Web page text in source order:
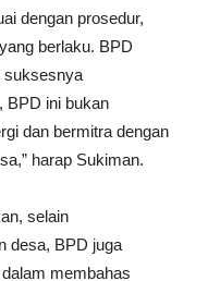
dengan prosedur,
berlaku. BPD
suksesnya
BPD ini bukan
dan bermitra dengan
harap Sukiman.
selain
desa, BPD juga
membahas